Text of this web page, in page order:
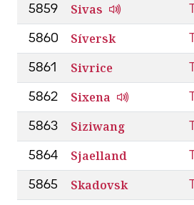
5859 Sivas
5860 Síversk
5861 Sivrice
5862 Sixena
5863 Siziwang
5864 Sjaelland
5865 Skadovsk